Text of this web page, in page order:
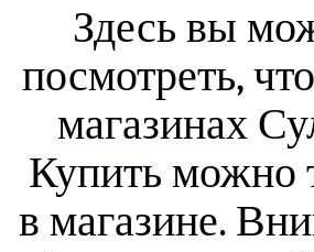
Здесь вы
посмотреть,
магазинах
Купить можно
в магазине.